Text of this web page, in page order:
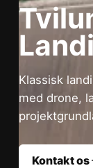
Klassisk
med drone,
Kontakt os